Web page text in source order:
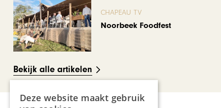
CHAPEAU TV
Noorbeek Foodfest
Bekijk alle artikelen
Deze website maakt gebruik